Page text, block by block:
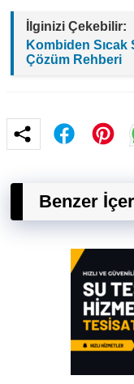
İlginizi Çekebilir:
Kombiden Sıcak
Çözüm Rehberi
Benzer